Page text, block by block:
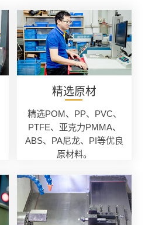
精选原材
精选POM、PP、PVC、
PTFE、亚克力PMMA、
ABS、PA尼龙、PI等优良
原材料。